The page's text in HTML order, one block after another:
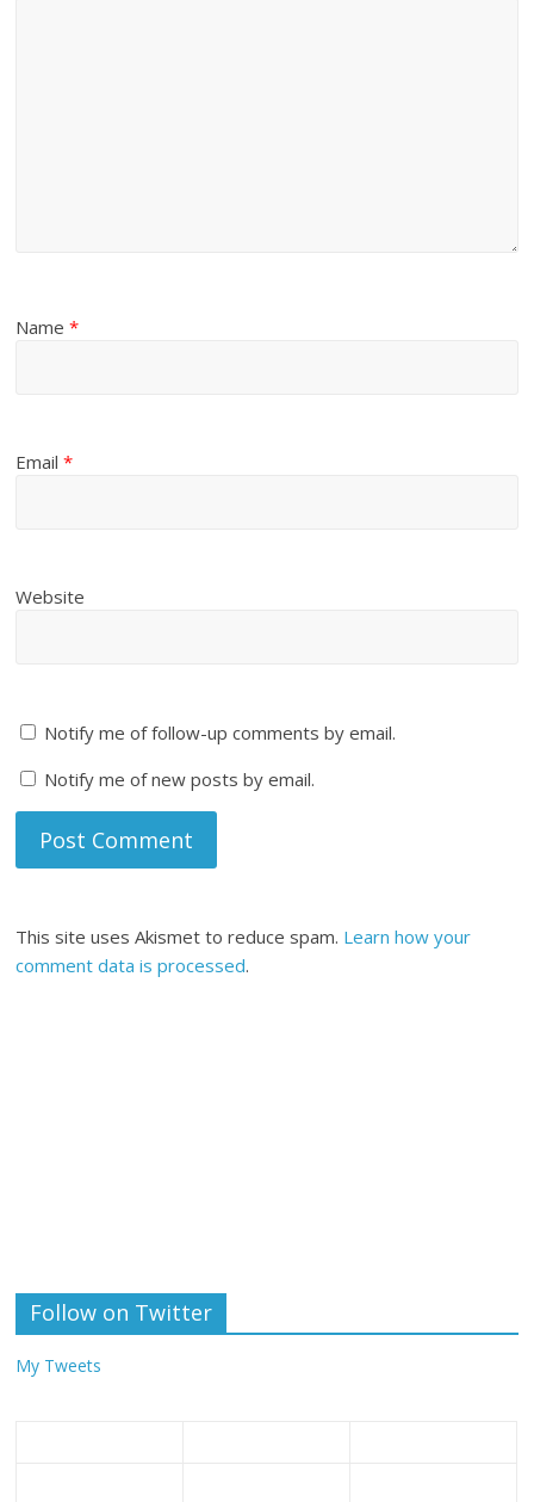
Name*
Email*
Website
Notify me of follow-up comments by email.
Notify me of new posts by email.
This site uses Akismet to reduce spam. Learn how your
comment data is processed.
Follow on Twitter
My Tweets